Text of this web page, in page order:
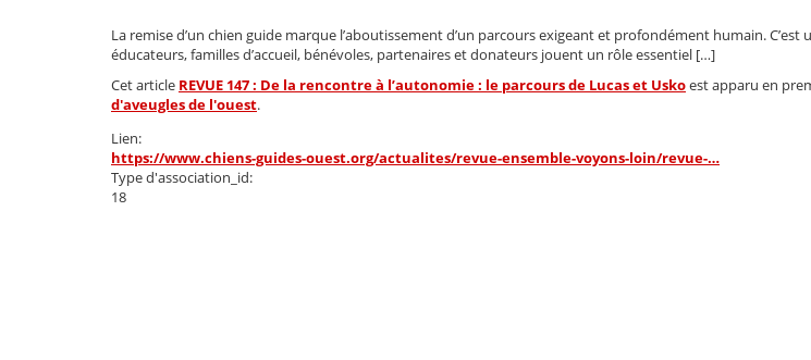
La remise d’un chien guide marque l’aboutissement d’un parcours exigeant et profondément humain. C’est
éducateurs, familles d’accueil, bénévoles, partenaires et donateurs jouent un rôle essentiel […]
Cet article REVUE 147 : De la rencontre à l’autonomie : le parcours de Lucas et Uskoest apparu en
d'aveugles de l'ouest.
Lien:
https://www.chiens-guides-ouest.org/actualites/revue-ensemble-voyons-loin/revue-…
Type d'association_id:
18